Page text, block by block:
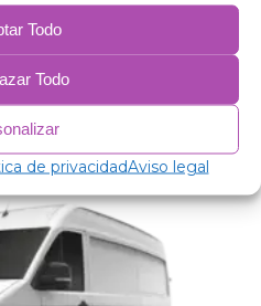
Todo
Todo
de privacidadAviso legal
de 75 gr/m para